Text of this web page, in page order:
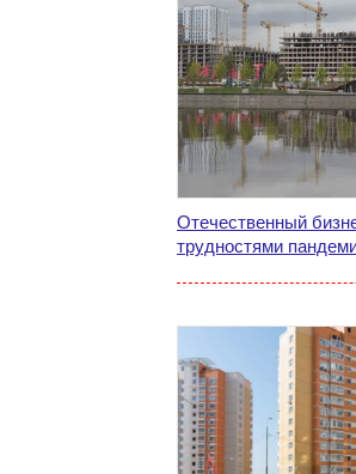
Отечественный
трудностями